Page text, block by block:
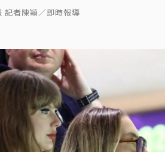
記者陳穎／即時報導